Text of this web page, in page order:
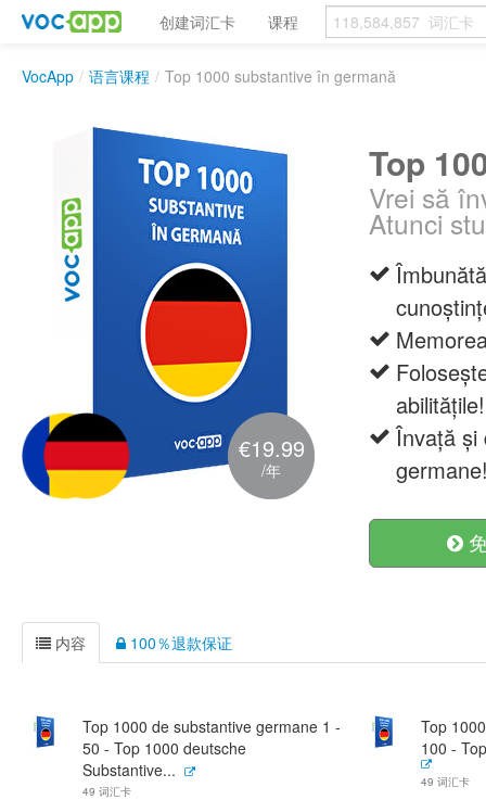
创建词汇卡 课程
VocApp / 语言课程 / Top 1000 substantive în germană
€19.99
/年
Top
Vrei să
Atunci
abilitățile!
Învață și
内容 100％退款保证
Top 1000 de substantive germane 1 -
50 - Top 1000 deutsche
Substantive...
49 词汇卡
Top
100 -
49 词汇卡